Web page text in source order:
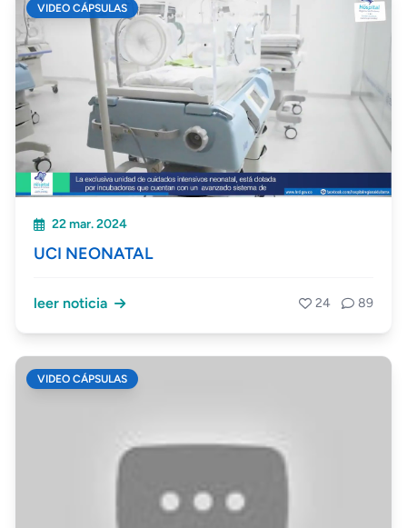
VIDEO CÁPSULAS
22 mar. 2024
UCI NEONATAL
leer noticia 24 89
VIDEO CÁPSULAS